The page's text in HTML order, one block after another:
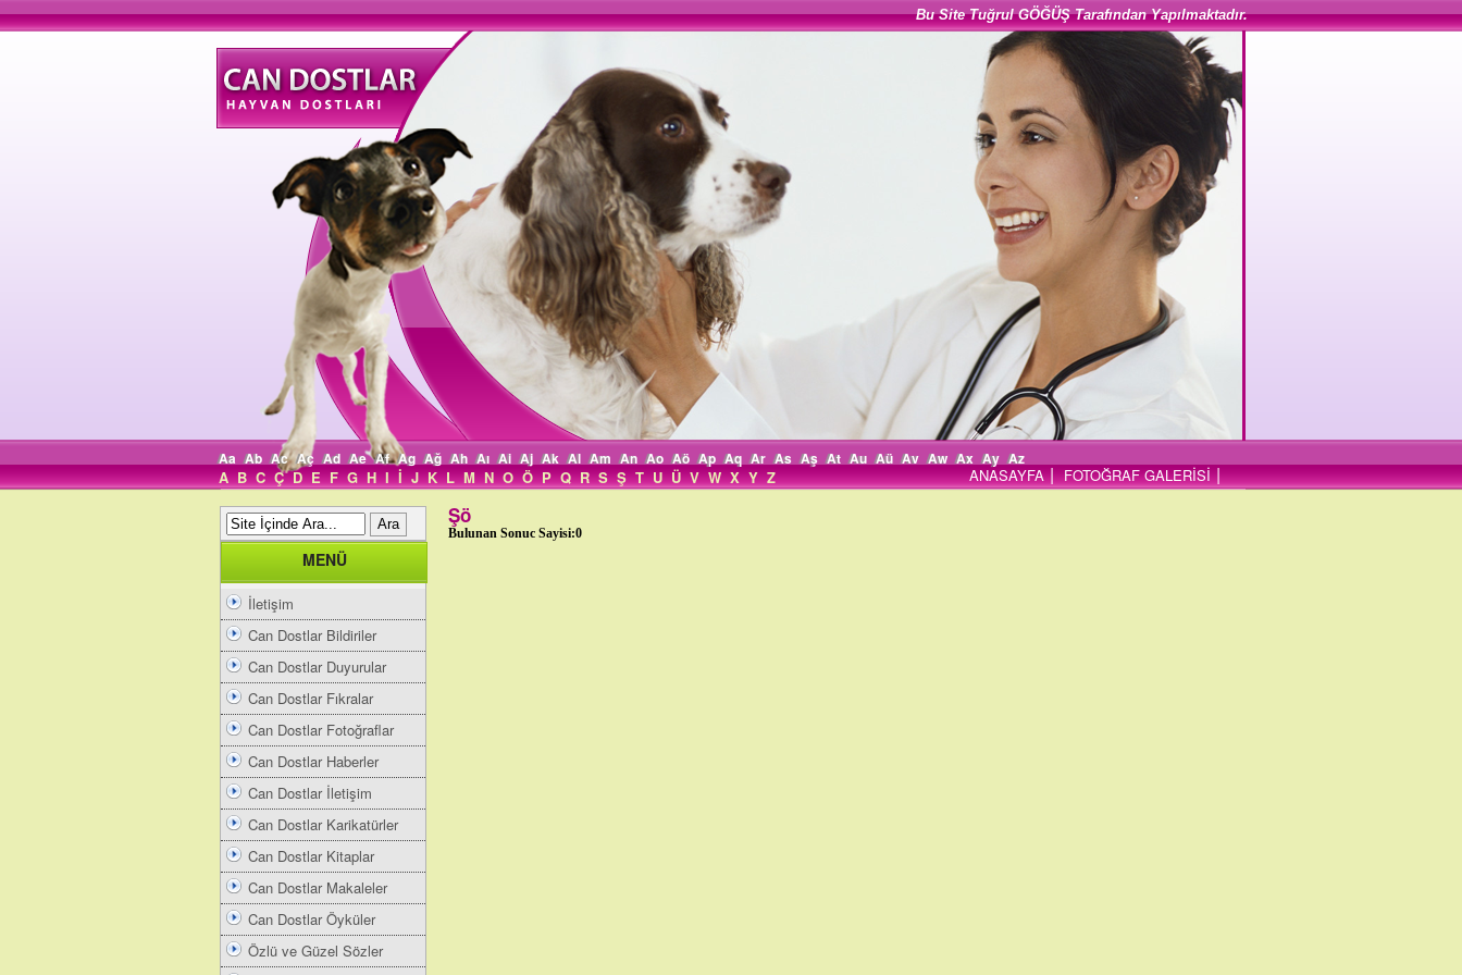
Bu Site Tuğrul GÖĞÜŞ Tarafından Yapılmaktadır.
Aa Ab Ac Aç Ad Ae Af Ag Ağ Ah Aı Ai Aj Ak Al Am An Ao Aö Ap Aq Ar As Aş At Au Aü Av Aw Ax Ay Az
A B C Ç D E F G H I İ J K L M N O Ö P Q R S Ş T U Ü V W X Y Z ANASAYFA | FOTOĞRAF GALERİSİ |
MENÜ
İletişim
Can Dostlar Bildiriler
Can Dostlar Duyurular
Can Dostlar Fıkralar
Can Dostlar Fotoğraflar
Can Dostlar Haberler
Can Dostlar İletişim
Can Dostlar Karikatürler
Can Dostlar Kitaplar
Can Dostlar Makaleler
Can Dostlar Öyküler
Özlü ve Güzel Sözler
Şö
Bulunan Sonuc Sayisi:0